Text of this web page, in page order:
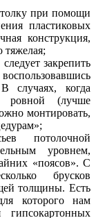
при помощи
пластиковых
конструкция,
тяжелая;
закрепить
случаях, когда
ровной (лучше
монтировать,
потолочной
уровнем,
«поясов». С
брусков
толщины. Есть
которого нам